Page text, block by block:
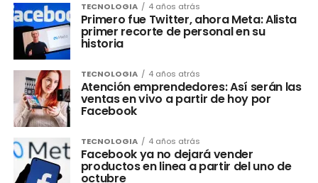
TECNOLOGIA 4 años atrás
Primero fue Twitter, ahora Meta: Alista
primer recorte de personal en su
historia
TECNOLOGIA 4 años atrás
Atención emprendedores: Así serán las
ventas en vivo a partir de hoy por
Facebook
TECNOLOGIA 4 años atrás
Facebook ya no dejará vender
productos en linea a partir del uno de
octubre